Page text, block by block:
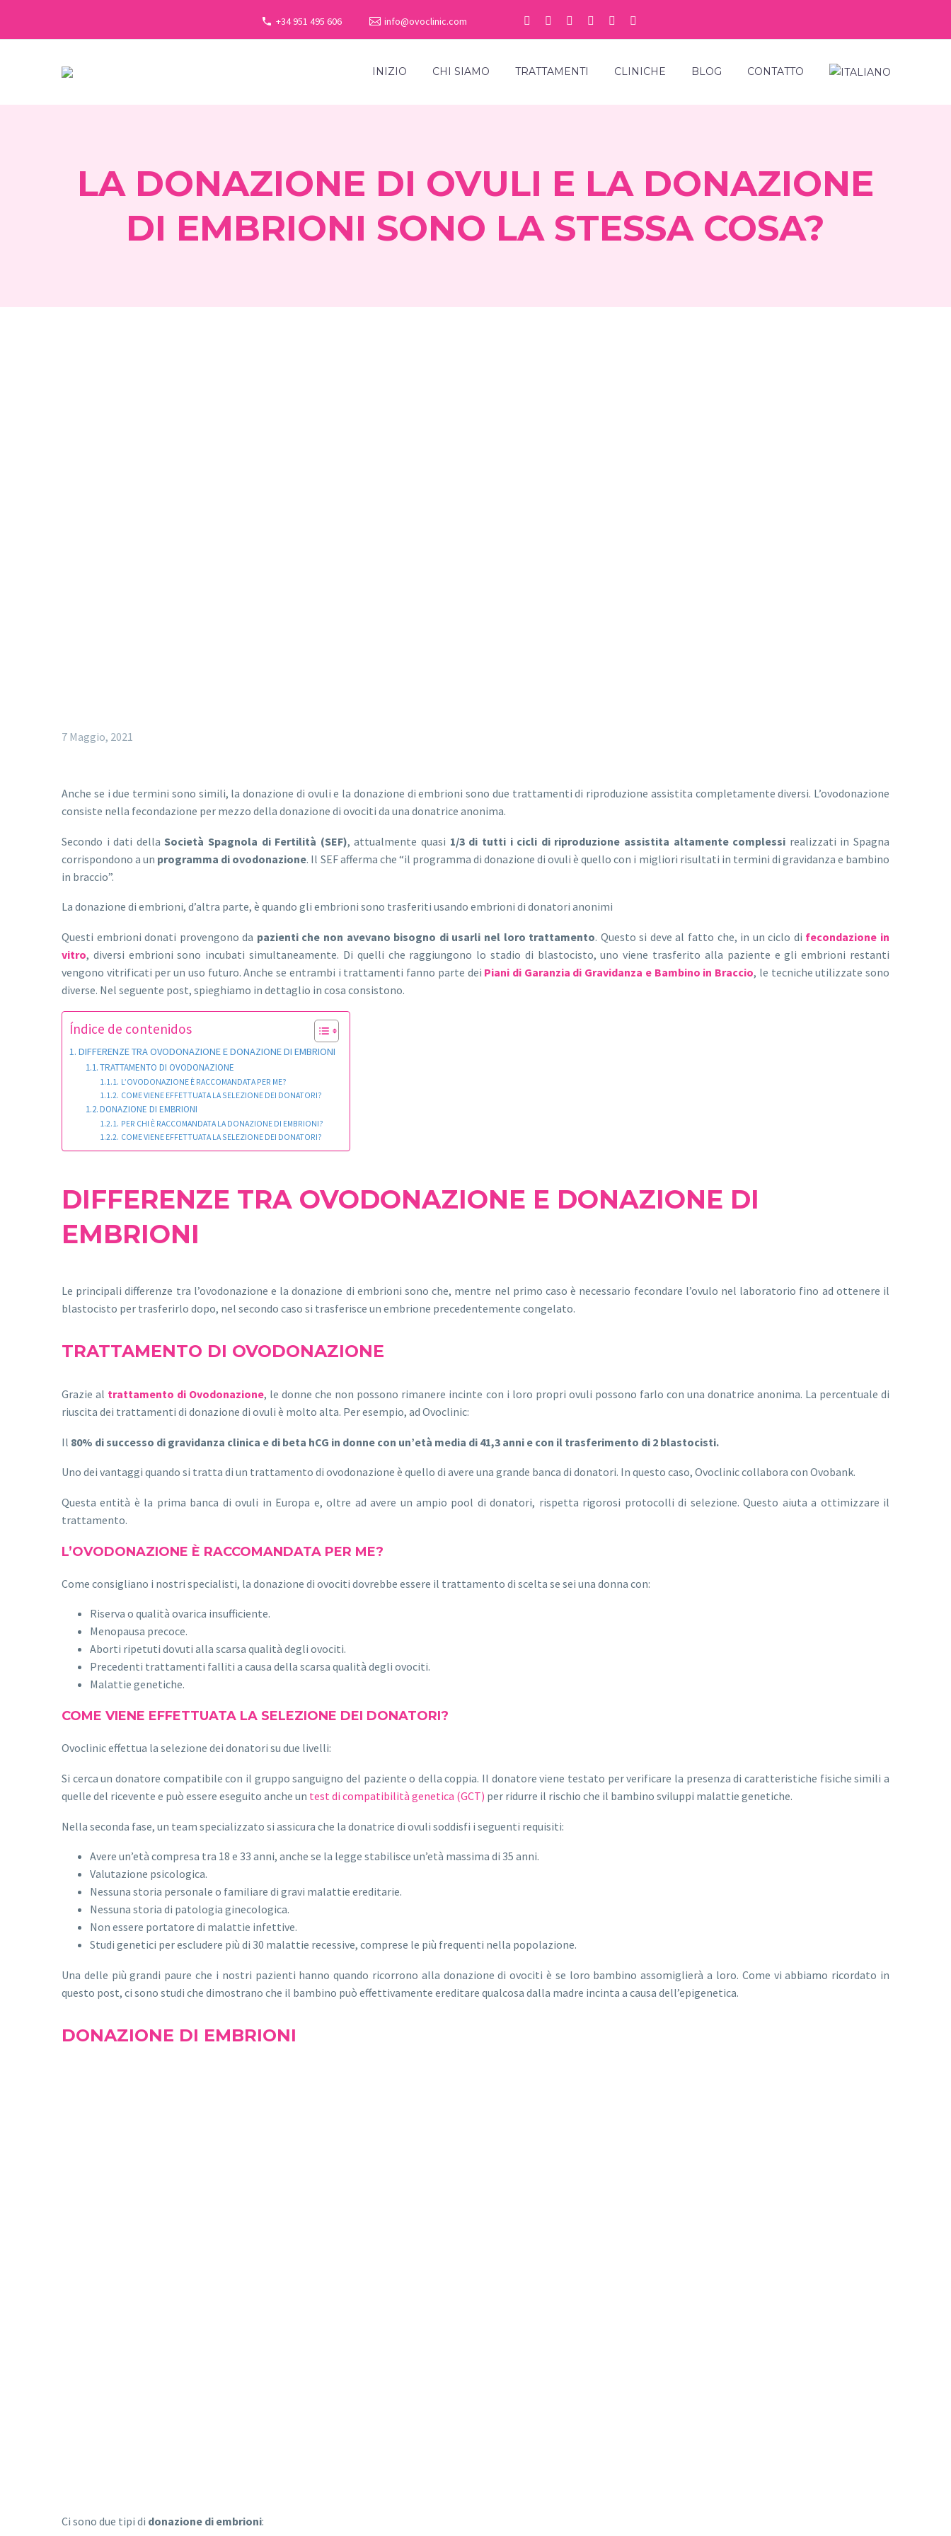
+34 951 495 606 info@ovoclinic.com
INIZIO CHI SIAMO TRATTAMENTI CLINICHE BLOG CONTATTO
LA DONAZIONE DI OVULI E LA DONAZIONE
DI EMBRIONI SONO LA STESSA COSA?
7 Maggio, 2021
Anche se i due termini sono simili, la donazione di ovuli e la donazione di embrioni sono due trattamenti di riproduzione assistita completamente diversi. L’ovodonazione
consiste nella fecondazione per mezzo della donazione di ovociti da una donatrice anonima.
Secondo i dati dellaSocietà Spagnola di Fertilità (SEF), attualmente quasi 1/3 di tutti i cicli di riproduzione assistita altamente complessi realizzati in Spagna
corrispondono a un programma di ovodonazione. Il SEF afferma che “il programma di donazione di ovuli è quello con i migliori risultati in termini di gravidanza e bambino
in braccio”.
La donazione di embrioni, d’altra parte, è quando gli embrioni sono trasferiti usando embrioni di donatori anonimi
Questi embrioni donati provengono da pazienti che non avevano bisogno di usarli nel loro trattamento. Questo si deve al fatto che, in un ciclo di fecondazione in
vitro, diversi embrioni sono incubati simultaneamente. Di quelli che raggiungono lo stadio di blastocisto, uno viene trasferito alla paziente e gli embrioni restanti
vengono vitrificati per un uso futuro. Anche se entrambi i trattamenti fanno parte dei Piani di Garanzia di Gravidanza e Bambino in Braccio, le tecniche utilizzate sono
diverse. Nel seguente post, spieghiamo in dettaglio in cosa consistono.
Índice de contenidos
DIFFERENZE TRA OVODONAZIONE E DONAZIONE DI EMBRIONI
TRATTAMENTO DI OVODONAZIONE
L’OVODONAZIONE È RACCOMANDATA PER ME?
COME VIENE EFFETTUATA LA SELEZIONE DEI DONATORI?
DONAZIONE DI EMBRIONI
PER CHI È RACCOMANDATA LA DONAZIONE DI EMBRIONI?
COME VIENE EFFETTUATA LA SELEZIONE DEI DONATORI?
DIFFERENZE TRA OVODONAZIONE E DONAZIONE DI
EMBRIONI
Le principali differenze tra l’ovodonazione e la donazione di embrioni sono che, mentre nel primo caso è necessario fecondare l’ovulo nel laboratorio fino ad ottenere il
blastocisto per trasferirlo dopo, nel secondo caso si trasferisce un embrione precedentemente congelato.
TRATTAMENTO DI OVODONAZIONE
Grazie al trattamento di Ovodonazione, le donne che non possono rimanere incinte con i loro propri ovuli possono farlo con una donatrice anonima. La percentuale di
riuscita dei trattamenti di donazione di ovuli è molto alta. Per esempio, ad Ovoclinic:
Il 80% di successo di gravidanza clinica e di beta hCG in donne con un’età media di 41,3 anni e con il trasferimento di 2 blastocisti.
Uno dei vantaggi quando si tratta di un trattamento di ovodonazione è quello di avere una grande banca di donatori. In questo caso, Ovoclinic collabora con Ovobank.
Questa entità è la prima banca di ovuli in Europa e, oltre ad avere un ampio pool di donatori, rispetta rigorosi protocolli di selezione. Questo aiuta a ottimizzare il
trattamento.
L’OVODONAZIONE È RACCOMANDATA PER ME?
Come consigliano i nostri specialisti, la donazione di ovociti dovrebbe essere il trattamento di scelta se sei una donna con:
Riserva o qualità ovarica insufficiente.
Menopausa precoce.
Aborti ripetuti dovuti alla scarsa qualità degli ovociti.
Precedenti trattamenti falliti a causa della scarsa qualità degli ovociti.
Malattie genetiche.
COME VIENE EFFETTUATA LA SELEZIONE DEI DONATORI?
Ovoclinic effettua la selezione dei donatori su due livelli:
Si cerca un donatore compatibile con il gruppo sanguigno del paziente o della coppia. Il donatore viene testato per verificare la presenza di caratteristiche fisiche simili a
quelle del ricevente e può essere eseguito anche un test di compatibilità genetica (GCT) per ridurre il rischio che il bambino sviluppi malattie genetiche.
Nella seconda fase, un team specializzato si assicura che la donatrice di ovuli soddisfi i seguenti requisiti:
Avere un’età compresa tra 18 e 33 anni, anche se la legge stabilisce un’età massima di 35 anni.
Valutazione psicologica.
Nessuna storia personale o familiare di gravi malattie ereditarie.
Nessuna storia di patologia ginecologica.
Non essere portatore di malattie infettive.
Studi genetici per escludere più di 30 malattie recessive, comprese le più frequenti nella popolazione.
Una delle più grandi paure che i nostri pazienti hanno quando ricorrono alla donazione di ovociti è se loro bambino assomiglierà a loro. Come vi abbiamo ricordato in
questo post, ci sono studi che dimostrano che il bambino può effettivamente ereditare qualcosa dalla madre incinta a causa dell’epigenetica.
DONAZIONE DI EMBRIONI
Ci sono due tipi di donazione di embrioni: